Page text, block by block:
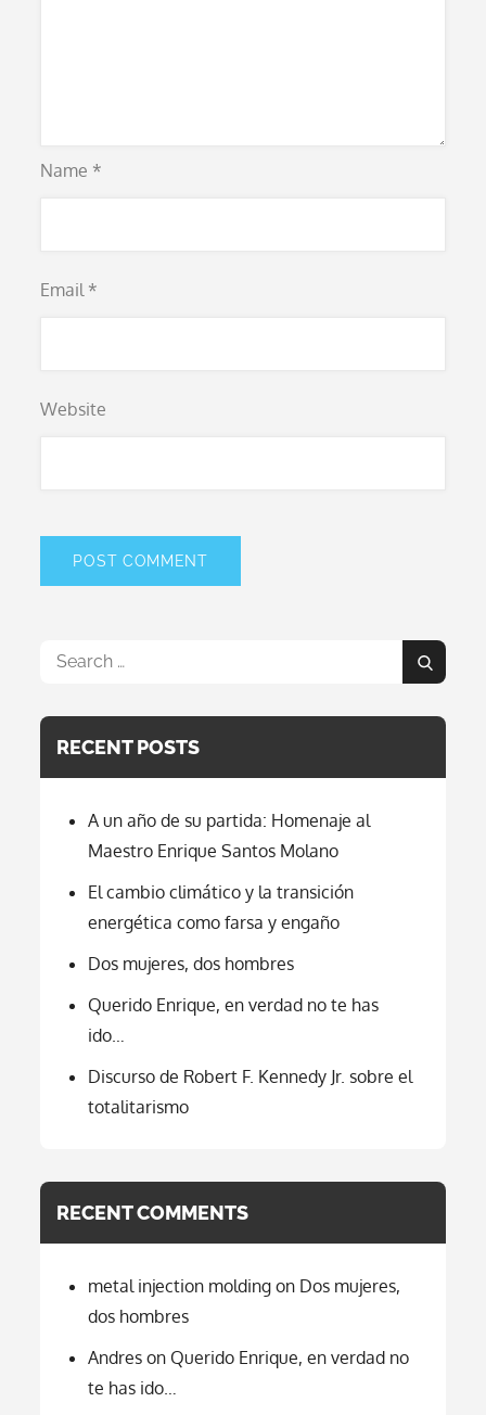
Name *
Email *
Website
Search
Search
RECENT POSTS
A un año de su partida: Homenaje al
Maestro Enrique Santos Molano
El cambio climático y la transición
energética como farsa y engaño
Dos mujeres, dos hombres
Querido Enrique, en verdad no te has
ido…
Discurso de Robert F. Kennedy Jr. sobre el
totalitarismo
RECENT COMMENTS
metal injection molding on Dos mujeres,
dos hombres
Andres on Querido Enrique, en verdad no
te has ido…